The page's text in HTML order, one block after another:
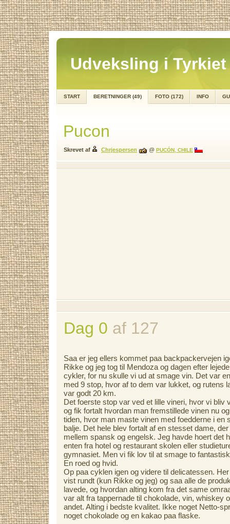
Udveksling i Tyrkiet
START BERETNINGER (49) FOTO (172) INFO
Pucon
Skrevet af Chrjespersen @ PUCÓN, CHILE
Dag 0 af 127
Saa er jeg ellers kommet paa backpackervejen
Rikke og jeg tog til Mendoza og dagen efter
cykler, for nu skulle vi ud at smage vin. Det var
med 9 stop, hvor af to dem var lukket, og rutens
var godt 20 km.
Det foerste stop var ved et lille vineri, hvor vi bliv
og fik fortalt hvordan man fremstillede vinen nu
tiden, hvor man maste vinen med foedderne i en
balje. Det hele blev fortalt af en stesset dame,
mellem spansk og engelsk. Jeg havde hoert det
enten fra hotel og restaurant skolen eller
gymnasiet. Men vi fik lov til at smage to
En roed og hvid.
Op paa cyklen igen og videre til delicatessen.
vist rundt (kun Rikke og jeg) og saa alle de
lavede, og hvordan alting kom fra det same
var alt fra tappernade til chokolade, vin, whiskey
andet. Alting i bedste kvalitet. Ikke noget Netto-
noget chokolade og en kakao paa flaske.